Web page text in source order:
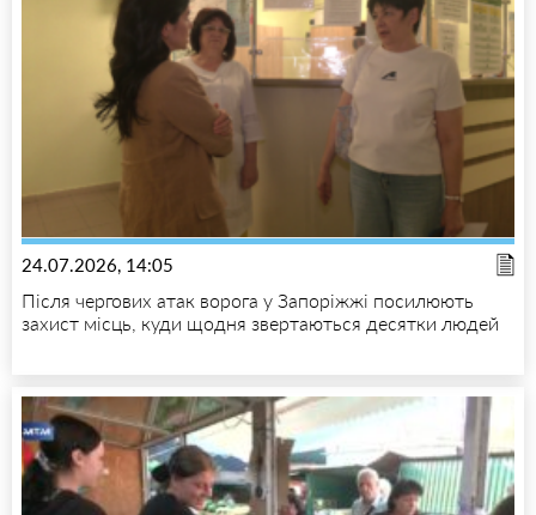
24.07.2026, 14:05
Після чергових атак ворога у Запоріжжі посилюють
захист місць, куди щодня звертаються десятки людей